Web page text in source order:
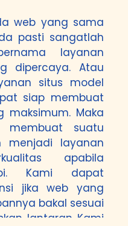
web yang sama
pasti sangatlah
layanan
dipercaya. Atau
situs model
siap membuat
maksimum. Maka
membuat suatu
menjadi layanan
apabila
Kami dapat
jika web yang
bakal sesuai
lantaran Kami